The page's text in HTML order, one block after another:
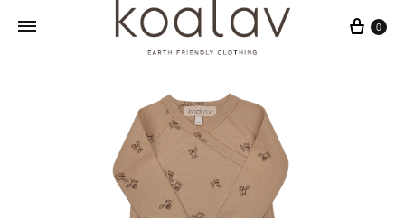
Sepet
0